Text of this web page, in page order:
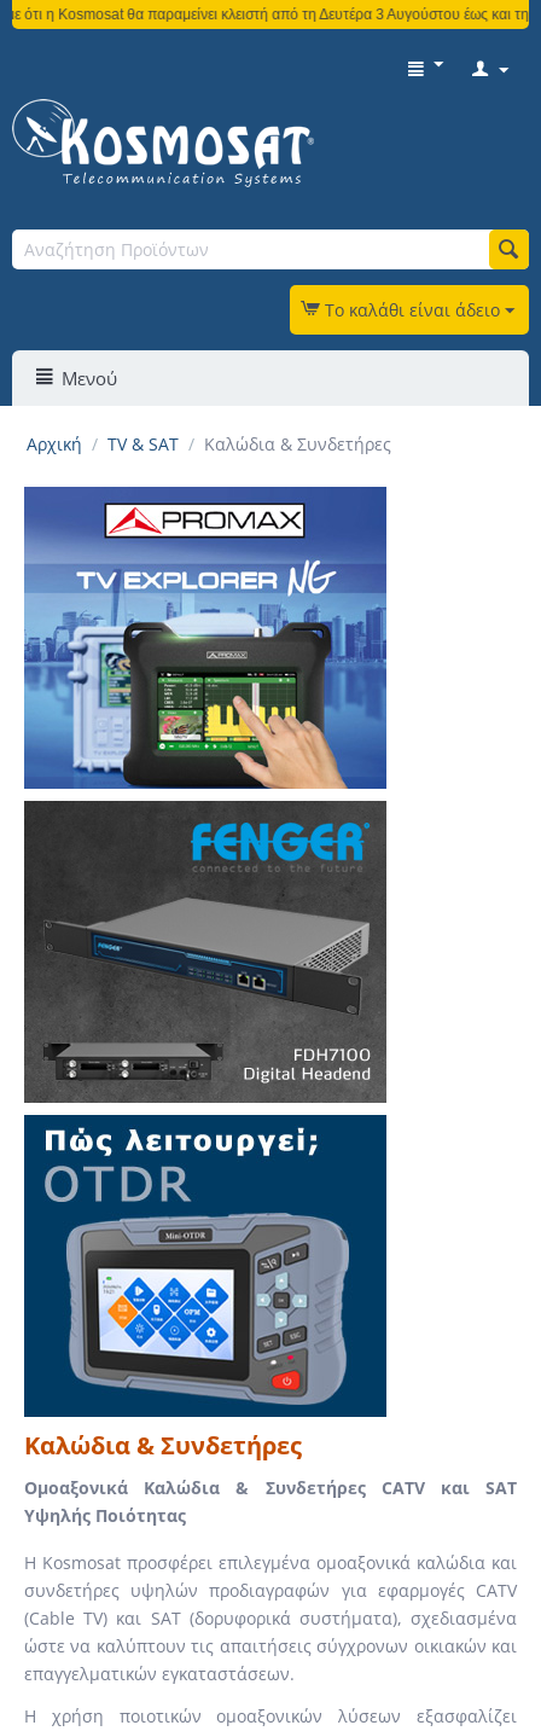
θα παραμείνει κλειστή από τη Δευτέρα 3 Αυγούστου έως και την Παρασκευή 21
Το καλάθι είναι άδειο
Μενού
Αρχική / TV & SAT / Καλώδια & Συνδετήρες
Καλώδια & Συνδετήρες
Ομοαξονικά Καλώδια & Συνδετήρες CATV και SAT
Υψηλής Ποιότητας
Η Kosmosat προσφέρει επιλεγμένα ομοαξονικά καλώδια και
συνδετήρες υψηλών προδιαγραφών για εφαρμογές CATV
(Cable TV) και SAT (δορυφορικά συστήματα), σχεδιασμένα
ώστε να καλύπτουν τις απαιτήσεις σύγχρονων οικιακών και
επαγγελματικών εγκαταστάσεων.
Η χρήση ποιοτικών ομοαξονικών λύσεων εξασφαλίζει